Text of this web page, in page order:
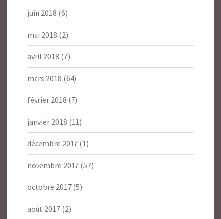
juin 2018 (6)
mai 2018 (2)
avril 2018 (7)
mars 2018 (64)
février 2018 (7)
janvier 2018 (11)
décembre 2017 (1)
novembre 2017 (57)
octobre 2017 (5)
août 2017 (2)